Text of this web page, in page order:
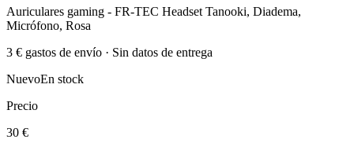
Auriculares gaming - FR-TEC Headset Tanooki, Diadema,
Micrófono, Rosa
3 € gastos de envío · Sin datos de entrega
NuevoEn stock
Precio
30 €